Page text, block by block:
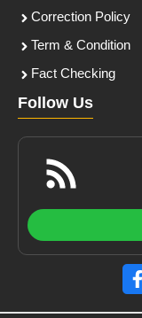
Correction Policy
Term & Condition
Fact Checking
Follow Us